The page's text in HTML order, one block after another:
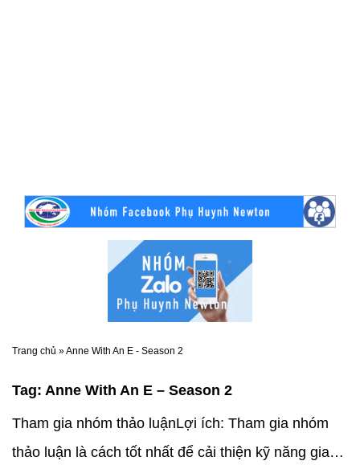
Trang chủ »Anne With An E - Season 2
Tag: Anne With An E – Season 2
Tham gia nhóm thảo luậnLợi ích: Tham gia nhóm
thảo luận là cách tốt nhất để cải thiện kỹ năng giao